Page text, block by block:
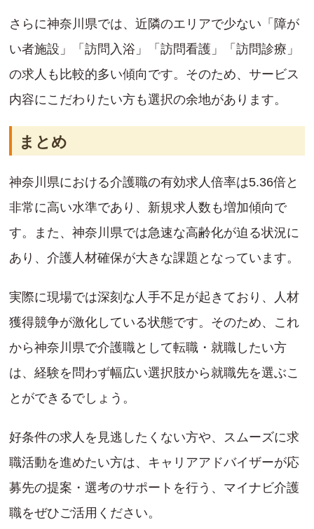
さらに神奈川県では、近隣のエリアで少ない「障が
い者施設」「訪問入浴」「訪問看護」「訪問診療」
の求人も比較的多い傾向です。そのため、サービス
内容にこだわりたい方も選択の余地があります。
まとめ
神奈川県における介護職の有効求人倍率は5.36倍と
非常に高い水準であり、新規求人数も増加傾向で
す。また、神奈川県では急速な高齢化が迫る状況に
あり、介護人材確保が大きな課題となっています。
実際に現場では深刻な人手不足が起きており、人材
獲得競争が激化している状態です。そのため、これ
から神奈川県で介護職として転職・就職したい方
は、経験を問わず幅広い選択肢から就職先を選ぶこ
とができるでしょう。
好条件の求人を見逃したくない方や、スムーズに求
職活動を進めたい方は、キャリアアドバイザーが応
募先の提案・選考のサポートを行う、マイナビ介護
職をぜひご活用ください。